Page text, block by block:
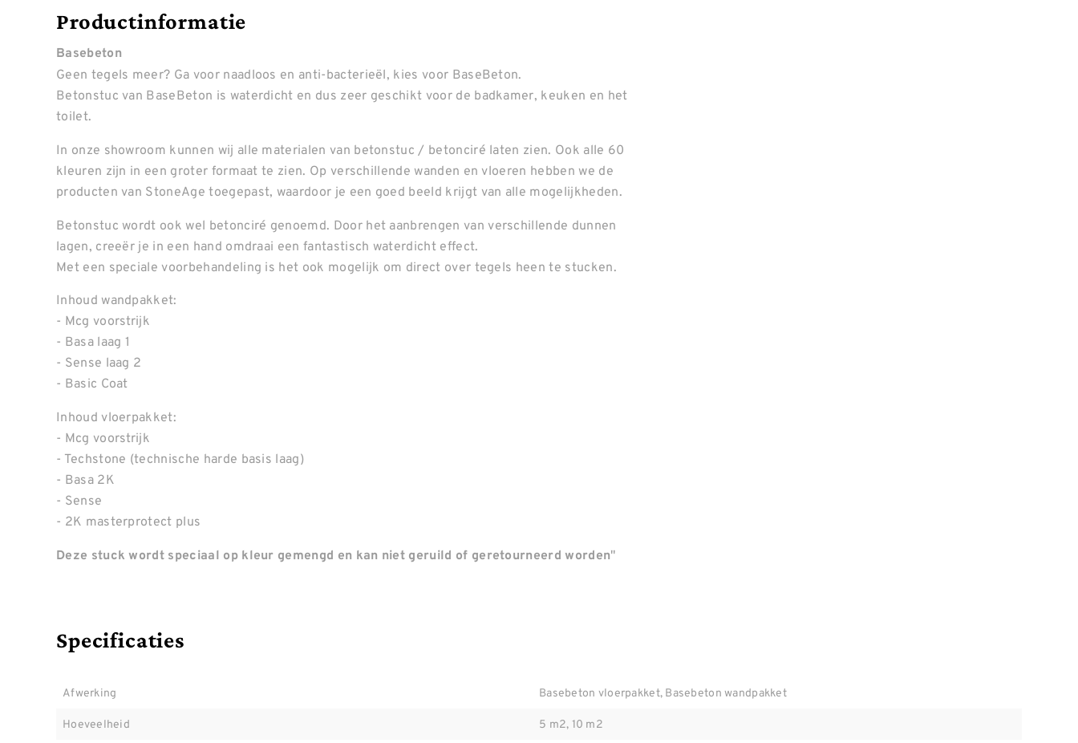
Productinformatie
Basebeton
Geen tegels meer? Ga voor naadloos en anti-bacterieël, kies voor BaseBeton.
Betonstuc van BaseBeton is waterdicht en dus zeer geschikt voor de badkamer, keuken en het
toilet.
In onze showroom kunnen wij alle materialen van betonstuc / betonciré laten zien. Ook alle 60
kleuren zijn in een groter formaat te zien. Op verschillende wanden en vloeren hebben we de
producten van StoneAge toegepast, waardoor je een goed beeld krijgt van alle mogelijkheden.
Betonstuc wordt ook wel betonciré genoemd. Door het aanbrengen van verschillende dunnen
lagen, creeër je in een hand omdraai een fantastisch waterdicht effect.
Met een speciale voorbehandeling is het ook mogelijk om direct over tegels heen te stucken.
Inhoud wandpakket:
- Mcg voorstrijk
- Basa laag 1
- Sense laag 2
- Basic Coat
Inhoud vloerpakket:
- Mcg voorstrijk
- Techstone (technische harde basis laag)
- Basa 2K
- Sense
- 2K masterprotect plus
Deze stuck wordt speciaal op kleur gemengd en kan niet geruild of geretourneerd worden"
Specificaties
Afwerking
Basebeton vloerpakket, Basebeton wandpakket
Hoeveelheid
5 m2, 10 m2